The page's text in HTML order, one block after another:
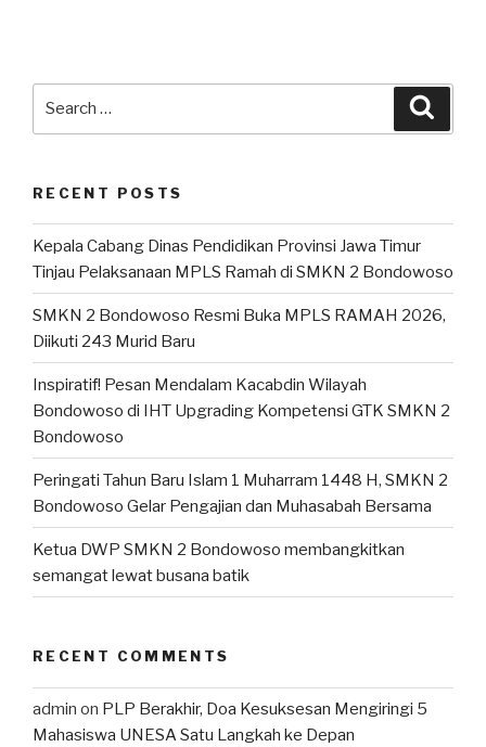
RECENT POSTS
Kepala Cabang Dinas Pendidikan Provinsi Jawa Timur
Tinjau Pelaksanaan MPLS Ramah di SMKN 2 Bondowoso
SMKN 2 Bondowoso Resmi Buka MPLS RAMAH 2026,
Diikuti 243 Murid Baru
Inspiratif! Pesan Mendalam Kacabdin Wilayah
Bondowoso di IHT Upgrading Kompetensi GTK SMKN 2
Bondowoso
Peringati Tahun Baru Islam 1 Muharram 1448 H, SMKN 2
Bondowoso Gelar Pengajian dan Muhasabah Bersama
Ketua DWP SMKN 2 Bondowoso membangkitkan
semangat lewat busana batik
RECENT COMMENTS
admin on PLP Berakhir, Doa Kesuksesan Mengiringi 5
Mahasiswa UNESA Satu Langkah ke Depan